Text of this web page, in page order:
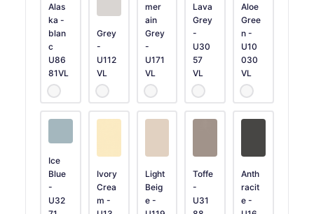
Alas
ka -
blan
c
U86
81VL
Grey
-
U112
VL
mer
ain
Grey
-
U171
VL
Lava
Grey
-
U30
57
VL
Aloe
Gree
n -
U10
030
VL
Ice
Blue
-
U32
Ivory
Crea
m -
Light
Beig
e -
Toffe
-
U31
Anth
racit
e -